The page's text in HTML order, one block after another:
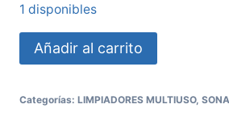
1 disponibles
Añadir al carrito
Categorías: LIMPIADORES MULTIUSO,